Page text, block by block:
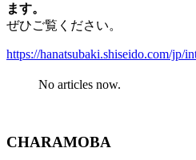
ます。
ぜひご覧ください。
https://hanatsubaki.shiseido.com/jp/
No articles now.
CHARAMOBA